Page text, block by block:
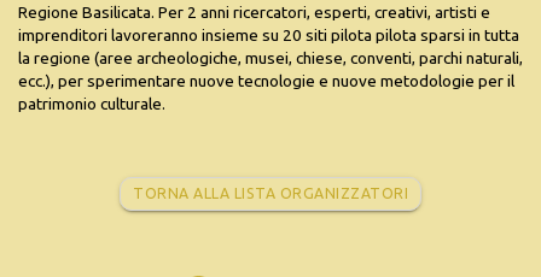
Regione Basilicata. Per 2 anni ricercatori, esperti, creativi, artisti e
imprenditori lavoreranno insieme su 20 siti pilota pilota sparsi in tutta
la regione (aree archeologiche, musei, chiese, conventi, parchi naturali,
ecc.), per sperimentare nuove tecnologie e nuove metodologie per il
patrimonio culturale.
TORNA ALLA LISTA ORGANIZZATORI